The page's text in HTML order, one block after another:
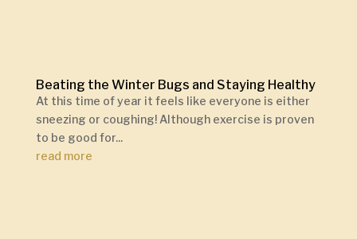
Beating the Winter Bugs and Staying Healthy
At this time of year it feels like everyone is either
sneezing or coughing! Although exercise is proven
to be good for...
read more